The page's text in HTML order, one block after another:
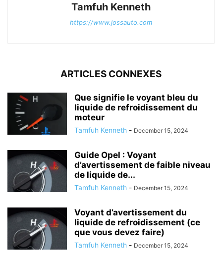
Tamfuh Kenneth
https://www.jossauto.com
ARTICLES CONNEXES
Que signifie le voyant bleu du
liquide de refroidissement du
moteur
Tamfuh Kenneth - December 15, 2024
Guide Opel : Voyant
d’avertissement de faible niveau
de liquide de...
Tamfuh Kenneth - December 15, 2024
Voyant d’avertissement du
liquide de refroidissement (ce
que vous devez faire)
Tamfuh Kenneth - December 15, 2024